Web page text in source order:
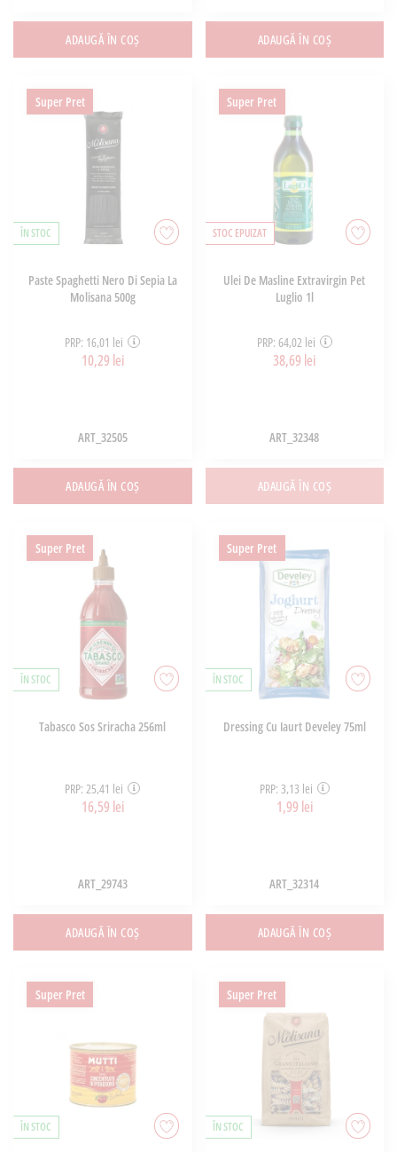
ADAUGĂ ÎN COȘ ADAUGĂ ÎN COȘ
Super Pret
ÎN STOC
Paste Spaghetti Nero Di Sepia La
Molisana 500g
PRP: 16,01 lei
10,29 lei
ART_32505
ADAUGĂ ÎN COȘ
Super Pret
STOC EPUIZAT
Ulei De Masline Extravirgin Pet
Luglio 1l
PRP: 64,02 lei
38,69 lei
ART_32348
ADAUGĂ ÎN COȘ
Super Pret
ÎN STOC
Tabasco Sos Sriracha 256ml
PRP: 25,41 lei
16,59 lei
ART_29743
ADAUGĂ ÎN COȘ
Super Pret
ÎN STOC
Dressing Cu Iaurt Develey 75ml
PRP: 3,13 lei
1,99 lei
ART_32314
ADAUGĂ ÎN COȘ
Super Pret
ÎN STOC
Super Pret
ÎN STOC